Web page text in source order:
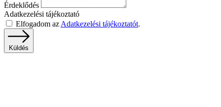
Érdeklődés
Adatkezelési tájékoztató
Elfogadom az Adatkezelési tájékoztatót.
Küldés